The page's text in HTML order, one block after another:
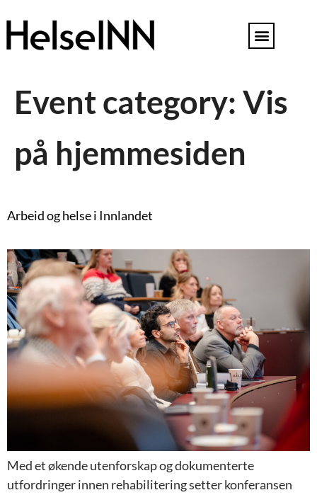
Event category: Vis
på hjemmesiden
Arbeid og helse i Innlandet
Med et økende utenforskap og dokumenterte
utfordringer innen rehabilitering setter konferansen